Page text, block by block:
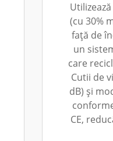
(cu 30%
față de
un
care
Cutii de
dB) și
CE,